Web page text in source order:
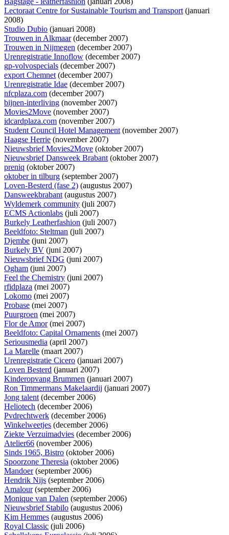
Lectoraat Centre for Sustainable Tourism and Transport(januari
2008)
Studio Dubio (januari 2008)
Trouwen in Alkmaar(december 2007)
Trouwen in Nijmegen (december 2007)
Urenregistratie Innoflow (december 2007)
gp-volvospecials (december 2007)
export Chemnet(december 2007)
Urenregistratie Idae (december 2007)
nfcplaza.com (december 2007)
bijnen-interliving (november 2007)
Movies2Move (november 2007)
idcardplaza.com (november 2007)
Student Council Hotel Management(november 2007)
Haagse Herrie (november 2007)
Nieuwsbrief Movies2Move (oktober 2007)
Nieuwsbrief Dansweek Brabant(oktober 2007)
preniq (oktober 2007)
oktober in tilburg (september 2007)
Loven-Besterd (fase 2) (augustus 2007)
Dansweekbrabant(augustus 2007)
Wyldemerk community (juli 2007)
ECMS Actionlabs (juli 2007)
Burkely Leatherfashion (juli 2007)
Beeldfoto: Steltman (juli 2007)
Djembe (juni 2007)
Burkely BV (juni 2007)
Nieuwsbrief NDG (juni 2007)
Ogham (juni 2007)
Feel the Chemistry (juni 2007)
rfidplaza (mei 2007)
Lokomo (mei 2007)
Probase (mei 2007)
Puurgroen (mei 2007)
Flor de Amor(mei 2007)
Beeldfoto: Capital Ornaments (mei 2007)
Seriousmedia (april 2007)
La Marelle (maart 2007)
Urenregistratie Cicero (januari 2007)
Loven Besterd (januari 2007)
Kinderopvang Brummen (januari 2007)
Ron Timmermans Makelaardij (januari 2007)
Jong talent(december 2006)
Heliotech (december 2006)
Pvdrechtwerk (december 2006)
Winkelweetjes (december 2006)
Ziekte Verzuimadvies (december 2006)
Atelier66 (november 2006)
Sinds 1965, Bistro (oktober 2006)
Spoorzone Theresia (oktober 2006)
Mandoer(september 2006)
Hendrik Nijs (september 2006)
Amalour(september 2006)
Monique van Dalen (september 2006)
Nieuwsbrief Stabilo (augustus 2006)
Kim Hemmes (augustus 2006)
Royal Classic (juli 2006)